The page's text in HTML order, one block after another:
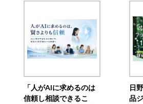
「人がAIに求めるのは
信頼し相談できるこ
日
品